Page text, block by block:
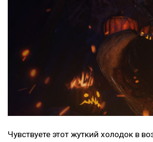
Чувствуете этот жуткий холодок в